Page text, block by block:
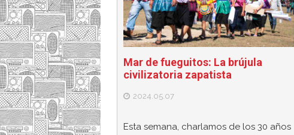
Mar de fueguitos: La brújula
civilizatoria zapatista
2024.05.07
Esta semana, charlamos de los 30 años